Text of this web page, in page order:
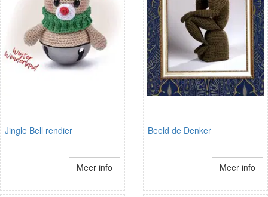
Jingle Bell rendier
Meer info
Beeld de Denker
Meer info